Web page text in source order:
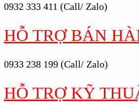
0932 333 411 (Call/ Zalo)
HỖ TRỢ BÁN
0933 238 199 (Call/ Zalo)
HỖ TRỢ KỸ